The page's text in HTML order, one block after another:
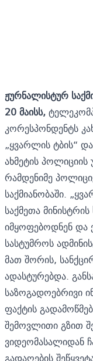
ჟურნალისტურ
20მაისს,
კორესპონდენტს
„ყვარლის ტბის“
ახმეტის
რამდენიმე
საქმიანობაში.
საქმეთა მინისტრის
იმყოფებოდნენ და
სასტუმროს
მათ შორის,
ადასტურებდა.
საზოგადოებრივი
ფაქტის
შემოვლითი გზით
ვიდეომასალიდან